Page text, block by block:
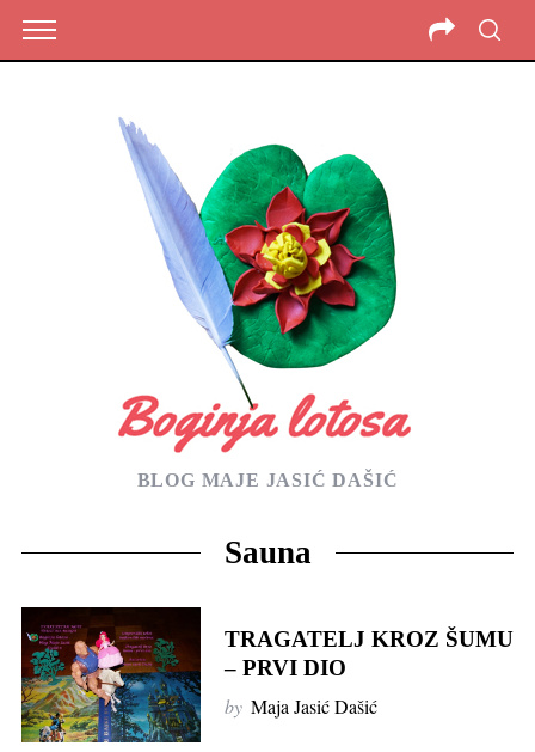
BLOG MAJE JASIĆ DAŠIĆ
Sauna
TRAGATELJ KROZ ŠUMU
– PRVI DIO
by Maja Jasić Dašić